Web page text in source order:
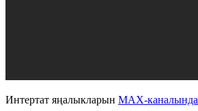
Интертат яңалыкларын MAX-каналында